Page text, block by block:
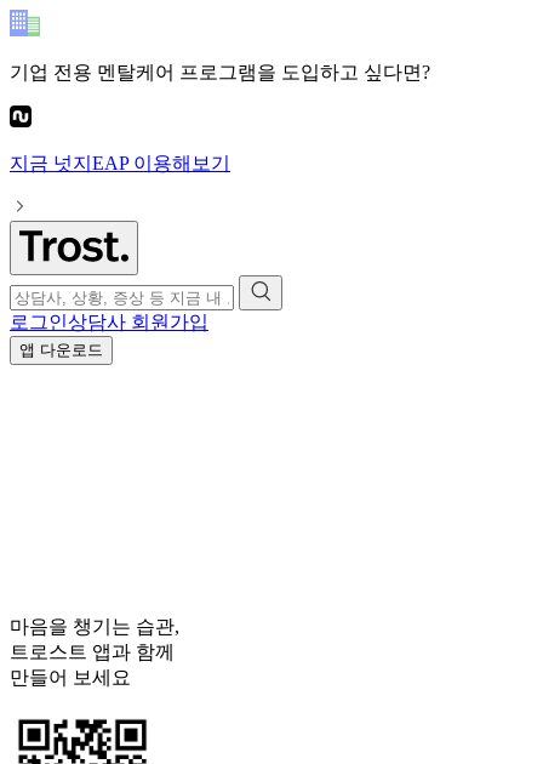
기업 전용 멘탈케어 프로그램을 도입하고 싶다면?
지금 넛지EAP이용해보기
로그인상담사 회원가입
앱 다운로드
마음을 챙기는 습관,
트로스트 앱과 함께
만들어 보세요